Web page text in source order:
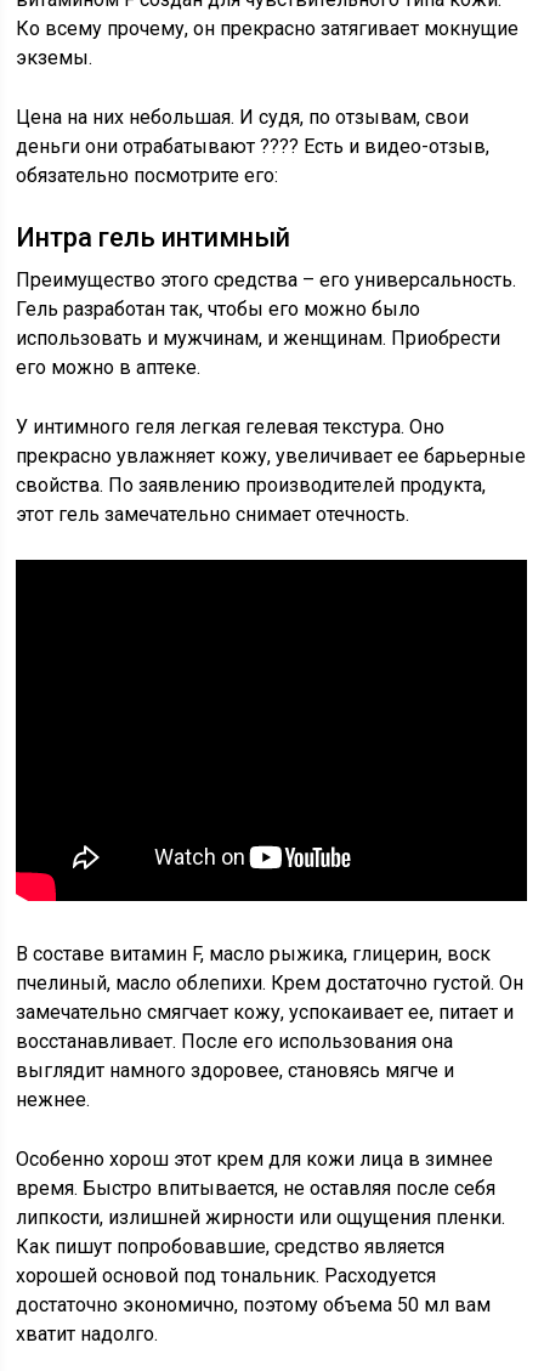
Ко всему прочему, он прекрасно затягивает мокнущие
экземы.
Цена на них небольшая. И судя, по отзывам, свои
деньги они отрабатывают ???? Есть и видео-отзыв,
обязательно посмотрите его:
Интра гель интимный
Преимущество этого средства – его универсальность.
Гель разработан так, чтобы его можно было
использовать и мужчинам, и женщинам. Приобрести
его можно в аптеке.
У интимного геля легкая гелевая текстура. Оно
прекрасно увлажняет кожу, увеличивает ее барьерные
свойства. По заявлению производителей продукта,
этот гель замечательно снимает отечность.
В составе витамин F, масло рыжика, глицерин, воск
пчелиный, масло облепихи. Крем достаточно густой. Он
замечательно смягчает кожу, успокаивает ее, питает и
восстанавливает. После его использования она
выглядит намного здоровее, становясь мягче и
нежнее.
Особенно хорош этот крем для кожи лица в зимнее
время. Быстро впитывается, не оставляя после себя
липкости, излишней жирности или ощущения пленки.
Как пишут попробовавшие, средство является
хорошей основой под тональник. Расходуется
достаточно экономично, поэтому объема 50 мл вам
хватит надолго.